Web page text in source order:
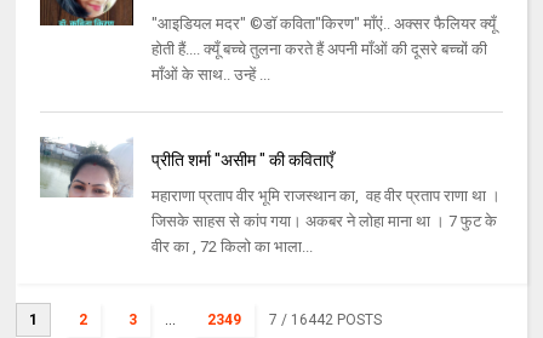
"आइडियल मदर" ©डॉ कविता"किरण" माँएं.. अक्सर फैलियर क्यूँ
होती हैं.... क्यूँ बच्चे तुलना करते हैं अपनी माँओं की दूसरे बच्चों की
माँओं के साथ.. उन्हें ...
प्रीति शर्मा "असीम " की कविताएँ
महाराणा प्रताप वीर भूमि राजस्थान का, वह वीर प्रताप राणा था ।
जिसके साहस से कांप गया। अकबर ने लोहा माना था । 7 फुट के
वीर का , 72 किलो का भाला...
1 2 3 ... 2349 7 / 16442 POSTS